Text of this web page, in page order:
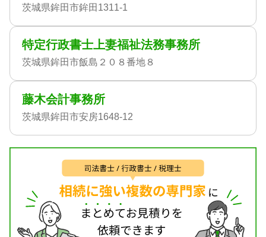
茨城県鉾田市鉾田1311-1
特定行政書士上妻福祉法務事務所
茨城県鉾田市飯島２０８番地８
藤木会計事務所
茨城県鉾田市安房1648-12